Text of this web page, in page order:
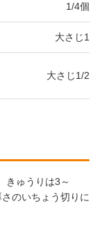
1/4個
大さじ1
大さじ1/2
きゅうりは3～
のいちょう切りに